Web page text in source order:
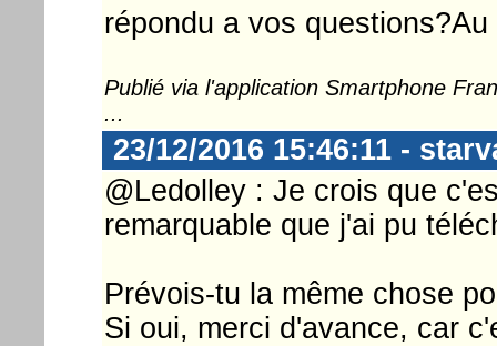
répondu a vos
Publié via l'application Smartphone
...
23/12/2016 15:46:11 -
@Ledolley : Je crois que
remarquable que j'ai pu
Prévois-tu la même chose
Si oui, merci d'avance, car